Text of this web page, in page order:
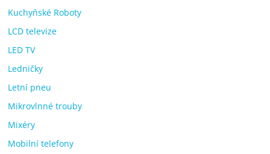
Kuchyňské Roboty
LCD televize
LED TV
Ledničky
Letní pneu
Mikrovlnné trouby
Mixéry
Mobilní telefony